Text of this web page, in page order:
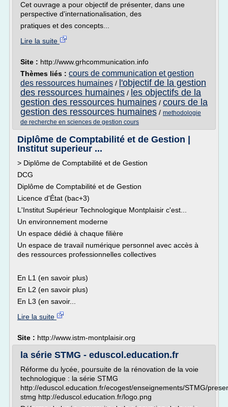
Cet ouvrage a pour objectif de présenter, dans une
perspective d'internationalisation, des
pratiques et des concepts...
Lire la suite
Site : http://www.grhcommunication.info
Thèmes liés : cours de communication et gestion
des ressources humaines / l'objectif de la gestion
des ressources humaines / les objectifs de la
gestion des ressources humaines / cours de la
gestion des ressources humaines / methodologie
de recherche en sciences de gestion cours
Diplôme de Comptabilité et de Gestion |
Institut superieur ...
> Diplôme de Comptabilité et de Gestion
DCG
Diplôme de Comptabilité et de Gestion
Licence d'État (bac+3)
L'Institut Supérieur Technologique Montplaisir c'est...
Un environnement moderne
Un espace dédié à chaque filière
Un espace de travail numérique personnel avec accès à
des ressources professionnelles collectives
En L1 (en savoir plus)
En L2 (en savoir plus)
En L3 (en savoir...
Lire la suite
Site : http://www.istm-montplaisir.org
la série STMG - eduscol.education.fr
Réforme du lycée, poursuite de la rénovation de la voie
technologique : la série STMG
http://eduscol.education.fr/ecogest/enseignements/STMG/
stmg http://eduscol.education.fr/logo.png